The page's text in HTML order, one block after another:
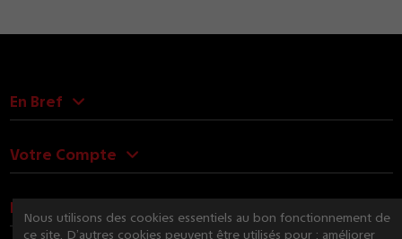
En Bref
Votre Compte
Nous Contacter
Nous utilisons des cookies essentiels au bon fonctionnement de
ce site. D’autres cookies peuvent être utilisés pour : améliorer